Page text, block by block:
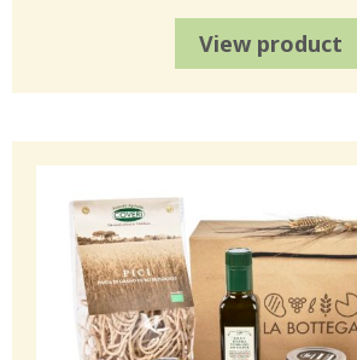
View product